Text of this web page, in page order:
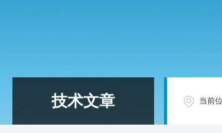
技术文章 当前